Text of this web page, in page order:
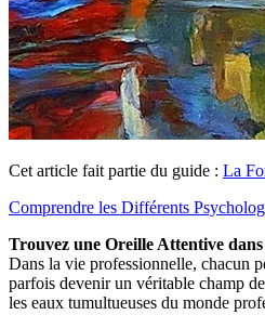
Cet article fait partie du guide : La
Comprendre les Différents
Trouvez une Oreille Attentive
Dans la vie professionnelle, chacun
parfois devenir un véritable champ
les eaux tumultueuses du monde